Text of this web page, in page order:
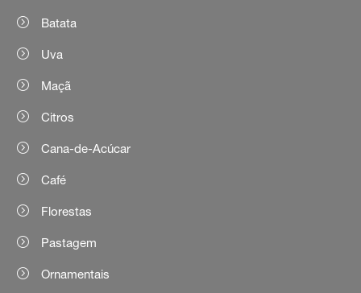
Batata
Uva
Maçã
Citros
Cana-de-Acúcar
Café
Florestas
Pastagem
Ornamentais